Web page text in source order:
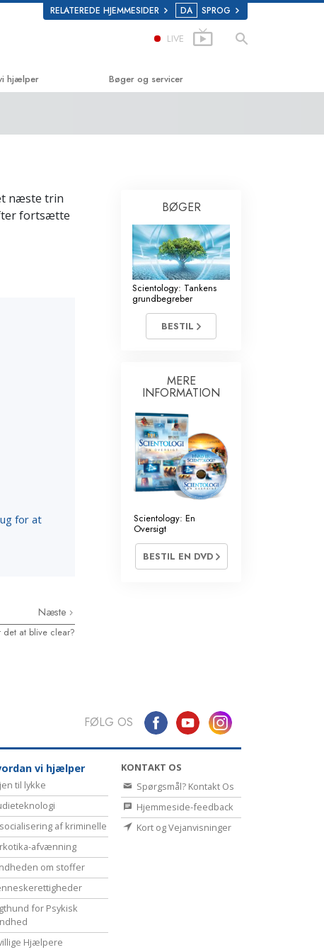
RELATEREDE HJEMMESIDER DA SPROG
LIVE
hjælper
om stoffer
Bøger og servicer
Introduktionsfilm
næste trin
fortsætte
for at
Næste
at blive clear?
BØGER
Scientology: Tankens
grundbegreber
BESTIL
MERE
INFORMATION
Scientology: En
Oversigt
BESTIL EN DVD
FØLG OS
vi hjælper
til lykke
af kriminelle
afvænning
om stoffer
for Psykisk
Hjælpere
KONTAKT OS
Spørgsmål? Kontakt Os
Hjemmeside-feedback
Kort og Vejanvisninger